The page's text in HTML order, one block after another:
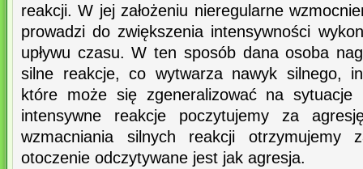
reakcji. W jej założeniu nieregularne
prowadzi do zwiększenia intensywności
upływu czasu. W ten sposób dana osoba
silne reakcje, co wytwarza nawyk silnego,
które może się zgeneralizować na sytuacje
intensywne reakcje poczytujemy za
wzmacniania silnych reakcji otrzymujemy
otoczenie odczytywane jest jak agresja.